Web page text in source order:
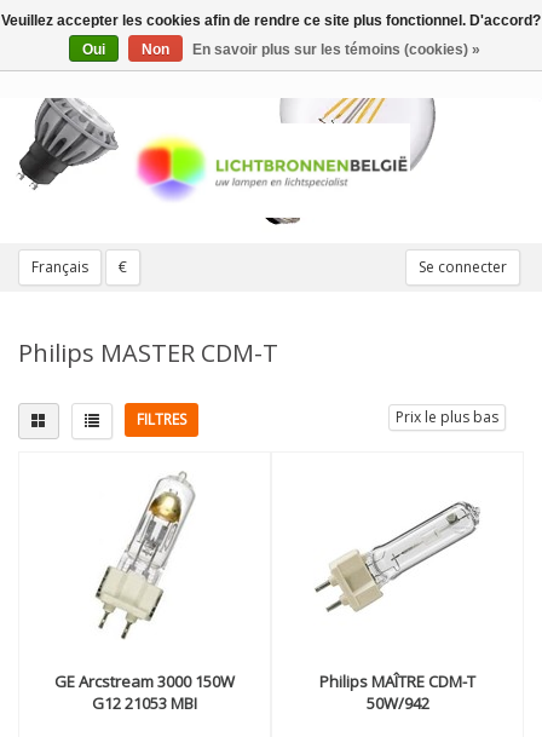
Français € Se connecter
Toggle
navigation
Philips MASTER CDM-T
FILTRES Prix le plus bas
Couleur de lumière
3000K blanc chaud
4200K blanc froid
Puissance
35W(3)
Technologie
GEArcstream 3000 150W
G12 21053 MBI
PhilipsMAÎTRE CDM-T
50W/942
Veuillez accepter les cookies afin de rendre ce site plus fonctionnel. D'accord?
Oui
Non En savoir plus sur les témoins (cookies) »